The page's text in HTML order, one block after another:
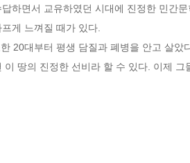
하면서 교유하였던 시대에 진정한 민간
게 느껴질 때가 있다.
20대부터 평생 담질과 폐병을 안고 살
이 땅의 진정한 선비라 할 수 있다. 이제